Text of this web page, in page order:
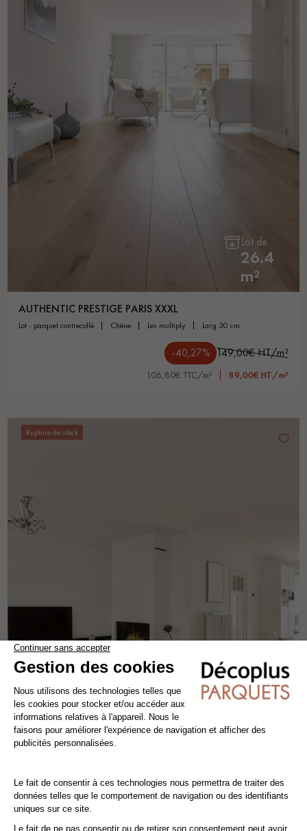
Lot de
26.4
m²
AUTHENTIC PRESTIGE PARIS XXXL
lot - parquet contrecollé chêne les multiply larg 30 cm
-40,27% 149,00€ HT/m²
106,80€ TTC/m² 89,00€ HT/m²
Rupture de stock
m²